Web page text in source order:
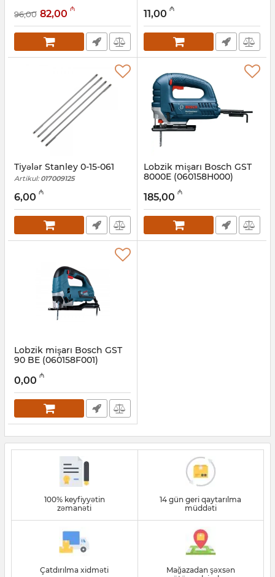
017008020
96,00 82,00 ₼ 017008019
11,00 ₼
Tiyələr Stanley 0-15-061
Artikul: 017009125
6,00 ₼
Lobzik mişarı Bosch GST
8000E (060158H000)
017008002
185,00 ₼
Lobzik mişarı Bosch GST
90 BE (060158F001)
017008001
0,00 ₼
100% keyfiyyətin
zəmanəti
14 gün geri qaytarılma
müddəti
Çatdırılma xidməti
Mağazadan şəxsən